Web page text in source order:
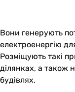
Вони генерують
електроенергію
Розміщують такі
ділянках, а також
будівлях.